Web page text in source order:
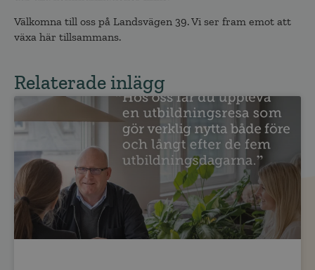
Välkomna till oss på Landsvägen 39. Vi ser fram emot att
växa här tillsammans.
Relaterade inlägg